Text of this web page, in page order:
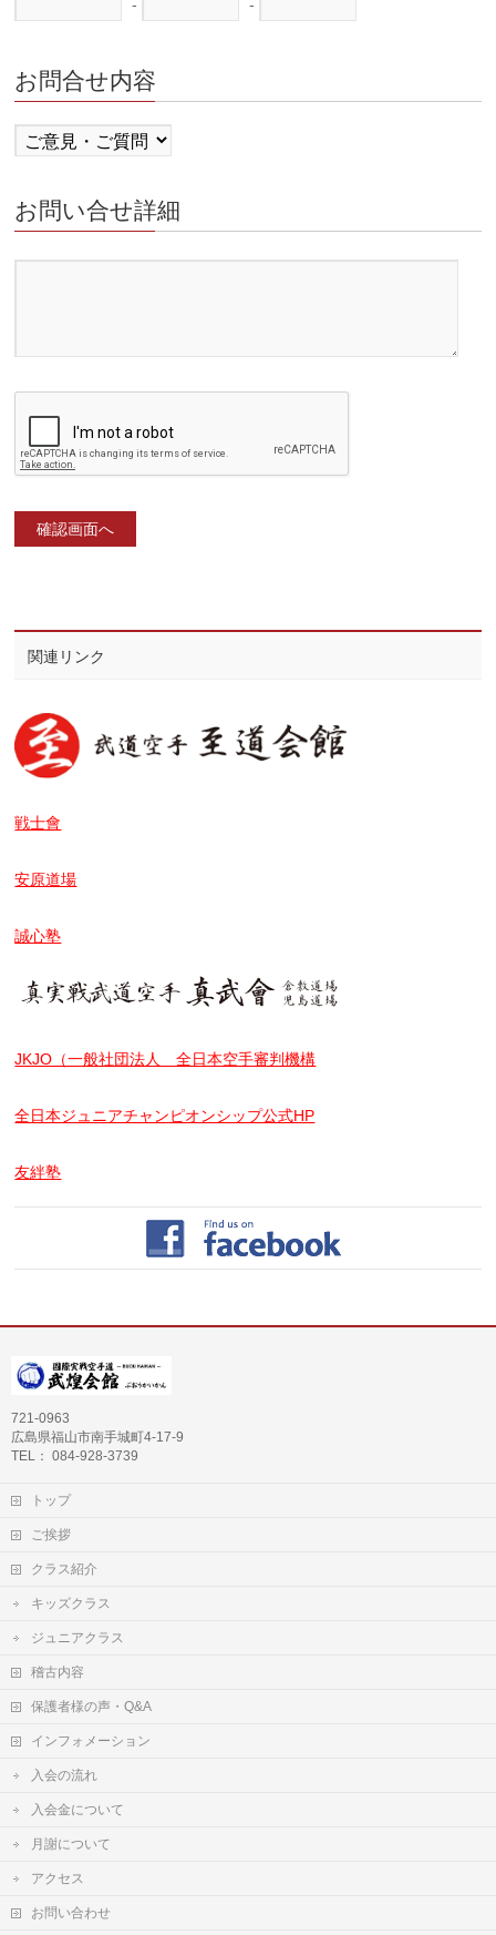
- -
お問合せ内容
お問い合せ詳細
関連リンク
戦士會
安原道場
誠心塾
JKJO（一般社団法人 全日本空手審判機構
全日本ジュニアチャンピオンシップ公式HP
友絆塾
721-0963
広島県福山市南手城町4-17-9
TEL： 084-928-3739
トップ
ご挨拶
クラス紹介
キッズクラス
ジュニアクラス
稽古内容
保護者様の声・Q&A
インフォメーション
入会の流れ
入会金について
月謝について
アクセス
お問い合わせ